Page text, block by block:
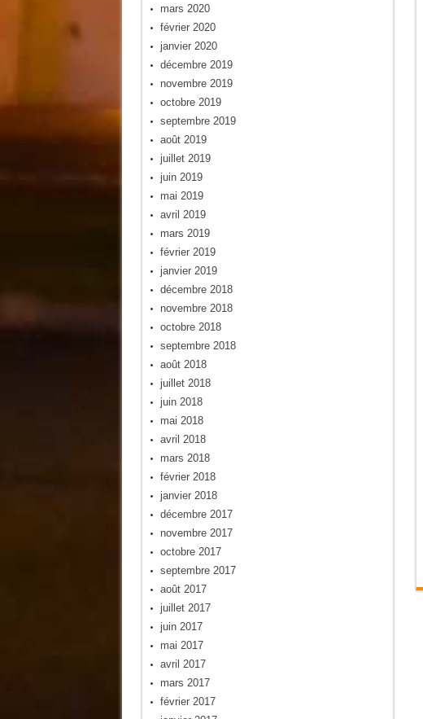
mars 2020
février 2020
janvier 2020
décembre 2019
novembre 2019
octobre 2019
septembre 2019
août 2019
juillet 2019
juin 2019
mai 2019
avril 2019
mars 2019
février 2019
janvier 2019
décembre 2018
novembre 2018
octobre 2018
septembre 2018
août 2018
juillet 2018
juin 2018
mai 2018
avril 2018
mars 2018
février 2018
janvier 2018
décembre 2017
novembre 2017
octobre 2017
septembre 2017
août 2017
juillet 2017
juin 2017
mai 2017
avril 2017
mars 2017
février 2017